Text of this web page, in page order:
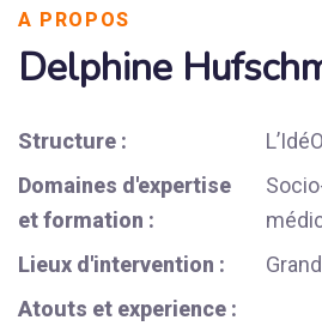
A PROPOS
Delphine
Structure :
Domaines d'expertise
et formation :
Lieux d'intervention :
Atouts et experience :